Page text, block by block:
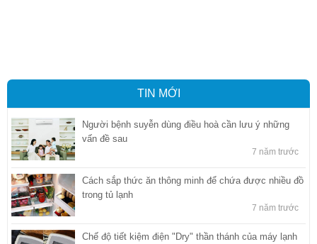
TIN MỚI
Người bệnh suyễn dùng điều hoà cần lưu ý những
vấn đề sau
7 năm trước
Cách sắp thức ăn thông minh để chứa được nhiều đồ
trong tủ lạnh
7 năm trước
Chế độ tiết kiệm điện "Dry" thần thánh của máy lạnh